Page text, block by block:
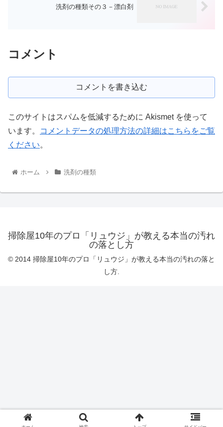
洗剤の種類その３－漂白剤
コメント
コメントを書き込む
このサイトはスパムを低減するために Akismet を使って
います。
コメントデータの処理方法の詳細はこちらをご覧
ください。
ホーム 洗剤の種類
掃除屋10年のプロ「リュウジ」が教える本当の汚れ
の落とし方
© 2014 掃除屋10年のプロ「リュウジ」が教える本当の汚れの落と
し方.